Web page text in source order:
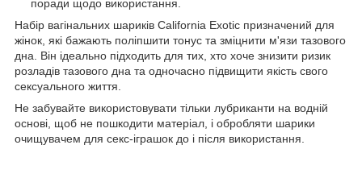
поради щодо використання.
Набір вагінальних шариків California Exotic призначений для
жінок, які бажають поліпшити тонус та зміцнити м'язи тазового
дна. Він ідеально підходить для тих, хто хоче знизити ризик
розладів тазового дна та одночасно підвищити якість свого
сексуального життя.
Не забувайте використовувати тільки лубриканти на водній
основі, щоб не пошкодити матеріал, і обробляти шарики
очищувачем для секс-іграшок до і після використання.